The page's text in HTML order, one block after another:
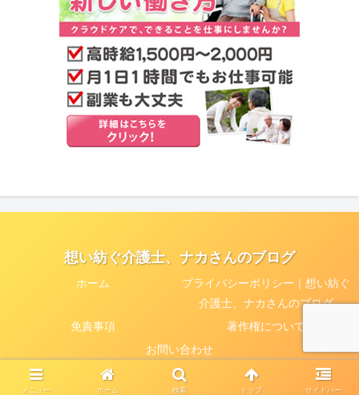
想い紡ぐ介護士、ナカさんのブログ
ホーム
プライバシーポリシー｜想い紡ぐ
介護士、ナカさんのブログ
免責事項
著作権について
お問い合わせ
© 2020 想い紡ぐ介護士、ナカさんのブログ.
メニュー ホーム 検索 トップ サイドバー